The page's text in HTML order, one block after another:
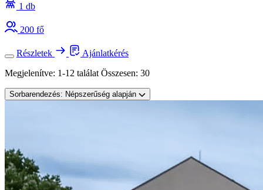
1 db
200 fő
Részletek
Ajánlatkérés
Megjelenítve: 1-12 találat Összesen: 30
Sorbarendezés: Népszerűség alapján